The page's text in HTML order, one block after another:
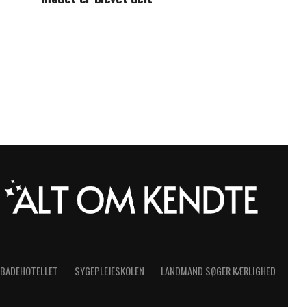
BADEHOTELLET SYGEPLEJESKOLEN LANDMAND SØGER KÆRLIGHED